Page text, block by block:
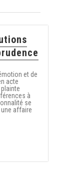
et de
acte
à
se
affaire